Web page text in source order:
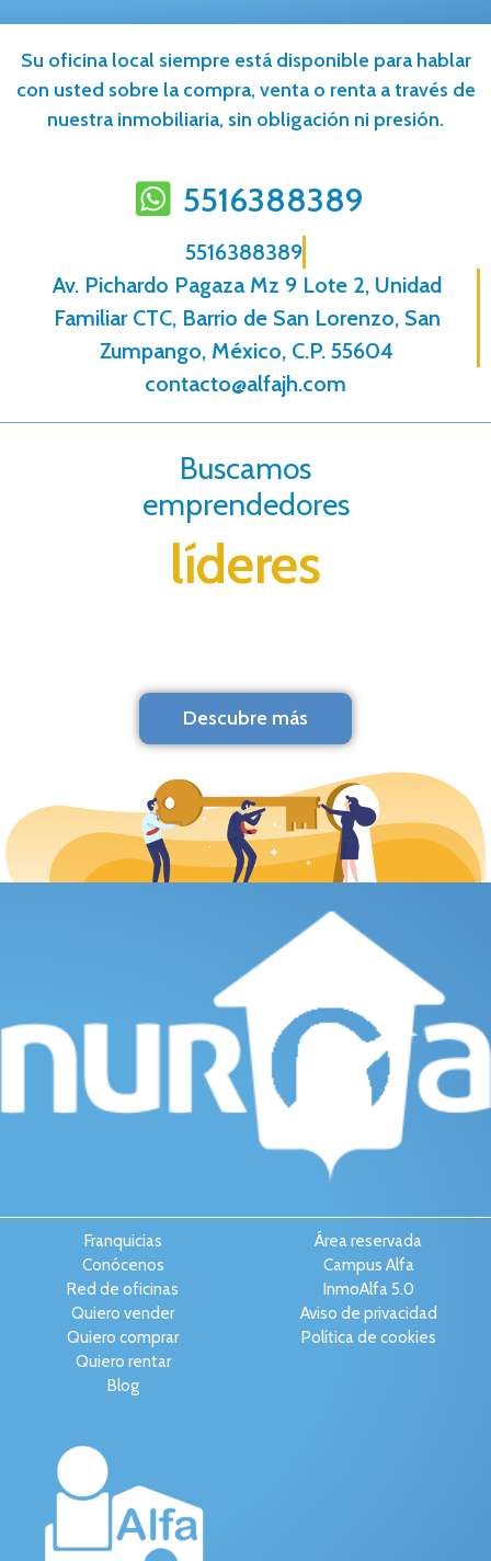
Su oficina local siempre está disponible para hablar
con usted sobre la compra, venta o renta a través de
nuestra inmobiliaria, sin obligación ni presión.
5516388389
5516388389
Av. Pichardo Pagaza Mz 9 Lote 2, Unidad
Familiar CTC, Barrio de San Lorenzo, San
Zumpango, México, C.P. 55604
contacto@alfajh.com
Buscamos
emprendedores
líderes
Descubre más
Franquicias
Conócenos
Red de oficinas
Quiero vender
Quiero comprar
Quiero rentar
Blog
Área reservada
Campus Alfa
InmoAlfa 5.0
Aviso de privacidad
Política de cookies